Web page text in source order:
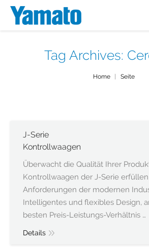
Tag Archives:
Home Seite
J-Serie
Kontrollwaagen
Überwacht die Qualität Ihrer
Kontrollwaagen der J-Serie
Anforderungen der modernen
Intelligentes und flexibles Design,
besten Preis-Leistungs-Verhältnis …
Details